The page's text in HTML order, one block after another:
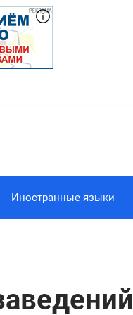
Иностранные языки